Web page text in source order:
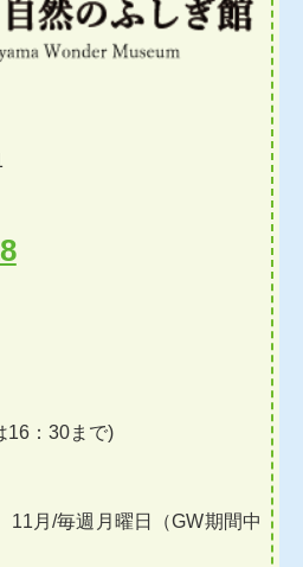
16：30まで)
11月/毎週月曜日（GW期間中